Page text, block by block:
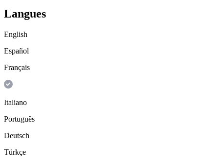
Langues
English
Español
Français
Italiano
Português
Deutsch
Türkçe